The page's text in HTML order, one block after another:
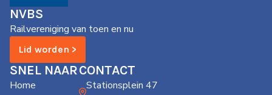
NVBS
Railvereniging van toen en nu
Lid worden >
SNEL NAAR
Home
CONTACT
Stationsplein 47